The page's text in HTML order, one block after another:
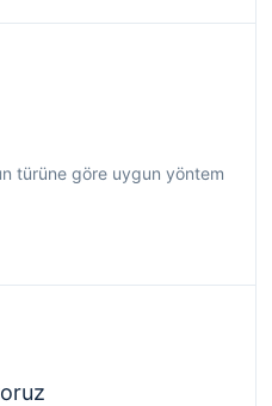
türüne göre uygun yöntem